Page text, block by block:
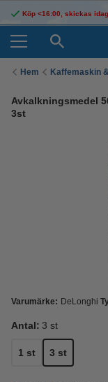
Köp <16:00, skickas idag
Hem Kaffemaskin
Avkalkningsmedel
3st
Varumärke: DeLonghi
Antal: 3 st
1 st 3 st